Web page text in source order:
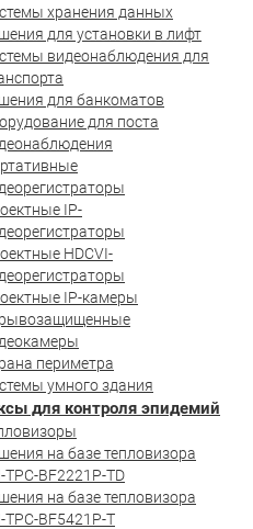
хранения данных
для установки в лифт
видеонаблюдения для
для банкоматов
для поста
IP-
HDCVI-
IP-камеры
периметра
умного здания
для контроля эпидемий
на базе тепловизора
TPC-BF2221P-TD
на базе тепловизора
TPC-BF5421P-T